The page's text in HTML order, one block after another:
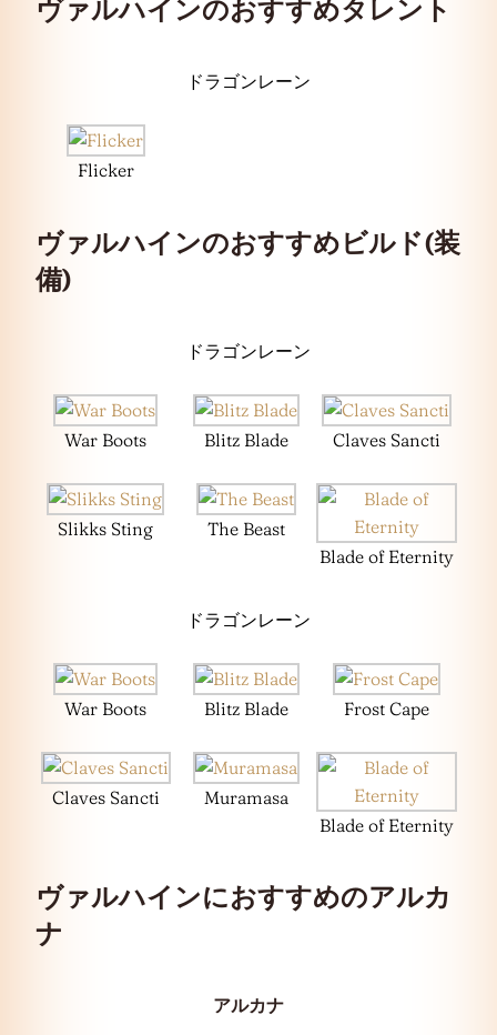
ヴァルハインのおすすめタレント
ドラゴンレーン
Flicker
ヴァルハインのおすすめビルド(装
備)
ドラゴンレーン
War Boots Blitz Blade Claves Sancti
Slikks Sting
The Beast
Blade of Eternity
ドラゴンレーン
War Boots Blitz Blade Frost Cape
Claves Sancti
Muramasa
Blade of Eternity
ヴァルハインにおすすめのアルカ
ナ
アルカナ